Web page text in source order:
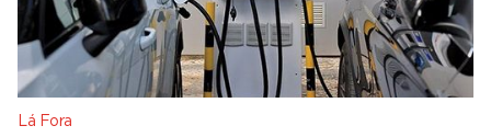
Lá Fora